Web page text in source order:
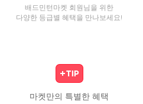
배드민턴마켓 회원님을 위한
다양한 등급별 혜택을 만나보세요!
마켓만의 특별한 혜택